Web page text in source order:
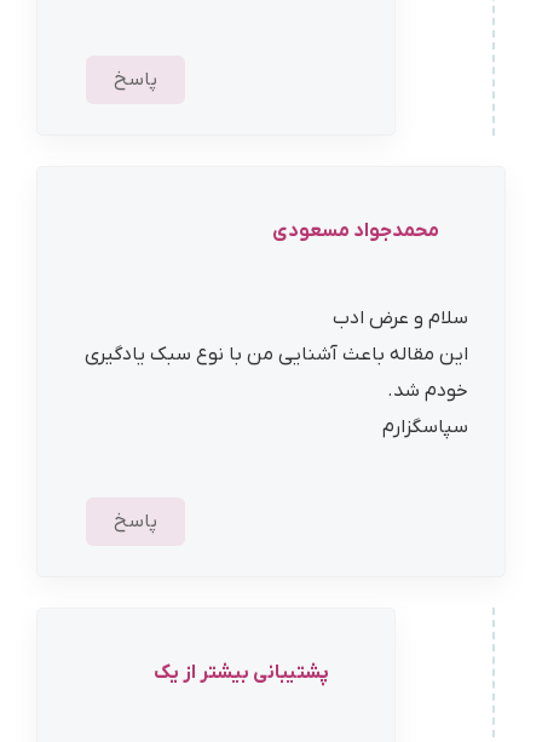
پاسخ
محمدجواد مسعودی
سلام و عرض ادب
این مقاله باعث آشنایی من با نوع سبک یادگیری
خودم شد.
سپاسگزارم
پاسخ
پشتیبانی بیشتر از یک